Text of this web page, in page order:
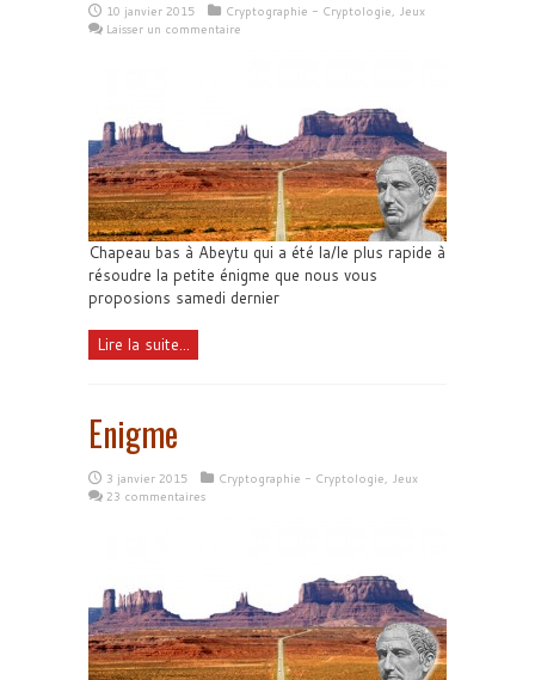
10 janvier 2015 Cryptographie - Cryptologie
Jeux
Laisser un commentaire
Chapeau bas à Abeytu qui a été la/le plus rapide à
résoudre la petite énigme que nous vous
proposions samedi dernier
Lire la suite...
Enigme
3 janvier 2015 Cryptographie - Cryptologie
Jeux
23 commentaires